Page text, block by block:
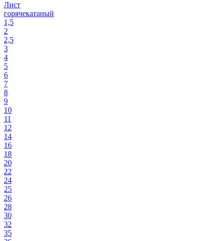
Лист
горячекатаный
1,5
2
2,5
3
4
5
6
7
8
9
10
11
12
14
16
18
20
22
24
25
26
28
30
32
35